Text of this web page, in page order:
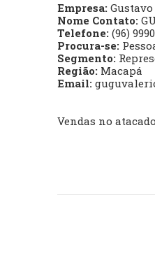
Empresa:
Nome Contato:
Telefone: (96)
Procura-se:
Segmento:
Região: Macapá
Email:
Vendas no atacado